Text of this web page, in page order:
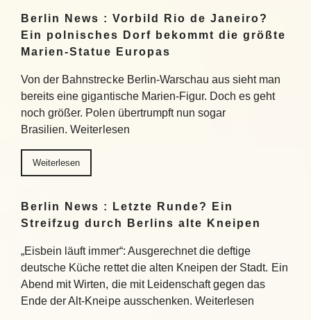
Berlin News : Vorbild Rio de Janeiro?
Ein polnisches Dorf bekommt die größte
Marien-Statue Europas
Von der Bahnstrecke Berlin-Warschau aus sieht man
bereits eine gigantische Marien-Figur. Doch es geht
noch größer. Polen übertrumpft nun sogar
Brasilien. Weiterlesen
Weiterlesen
Berlin News : Letzte Runde? Ein
Streifzug durch Berlins alte Kneipen
„Eisbein läuft immer“: Ausgerechnet die deftige
deutsche Küche rettet die alten Kneipen der Stadt. Ein
Abend mit Wirten, die mit Leidenschaft gegen das
Ende der Alt-Kneipe ausschenken. Weiterlesen